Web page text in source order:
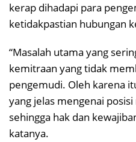
kerap dihadapi para
ketidakpastian hubungan
“Masalah utama yang
kemitraan yang tidak
pengemudi. Oleh karena
yang jelas mengenai
sehingga hak dan
katanya.